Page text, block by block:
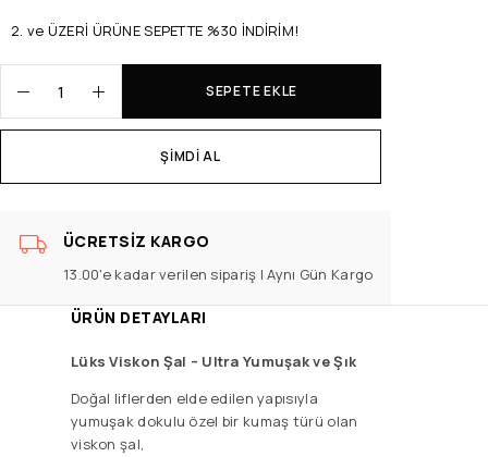
2. ve ÜZERİ ÜRÜNE SEPETTE %30 İNDİRİM!
SEPETE EKLE
ŞIMDI AL
ÜCRETSIZ KARGO
13.00'e kadar verilen sipariş | Aynı Gün Kargo
ÜRÜN DETAYLARI
Lüks Viskon Şal – Ultra Yumuşak ve Şık
Doğal liflerden elde edilen yapısıyla
yumuşak dokulu özel bir kumaş türü olan
viskon şal,